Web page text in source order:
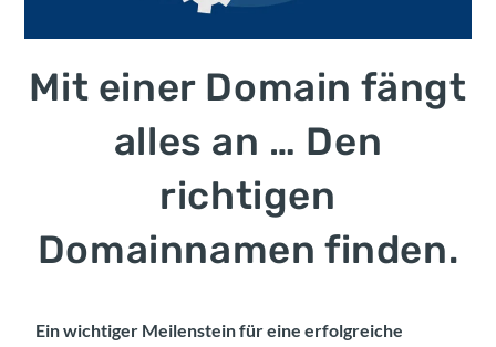
Mit einer Domain fängt
alles an … Den
richtigen
Domainnamen finden.
Ein wichtiger Meilenstein für eine erfolgreiche